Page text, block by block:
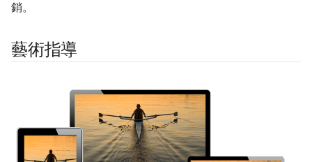
銷。
藝術指導